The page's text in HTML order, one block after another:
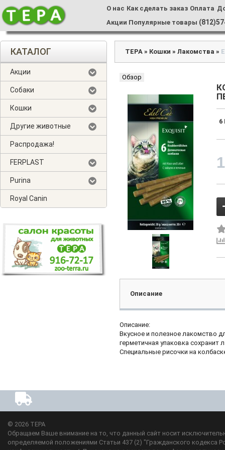
О нас Как сделать заказ Оплата
Акции Популярные товары
КАТАЛОГ
Акции
Собаки
Кошки
Другие животные
Распродажа!
FERPLAST
Purina
Royal Canin
ТЕРА » Кошки »Лакомства »
Обзор
6
Описание
Описание:
Вкусное и полезное лакомство
герметичная упаковка сохранит
Специальные рисочки на
© 2026 ТЕРА
Обращаем Ваше внимание на то, что данный сайт носит
определяемой положениями Статьи 437 (2) "Гражданского кодекса